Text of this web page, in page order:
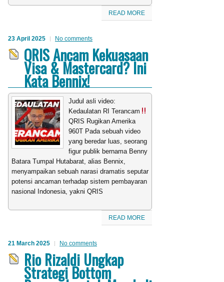
READ MORE
23 April 2025 No comments
QRIS Ancam Kekuasaan
Visa & Mastercard? Ini
Kata Bennix!
Judul asli video:
Kedaulatan RI Terancam
QRIS Rugikan Amerika
960T Pada sebuah video
yang beredar luas, seorang
figur publik bernama Benny
Batara Tumpal Hutabarat, alias Bennix,
menyampaikan sebuah narasi dramatis seputar
potensi ancaman terhadap sistem pembayaran
nasional Indonesia, yakni QRIS
READ MORE
21 March 2025 No comments
Rio Rizaldi Ungkap
Strategi Bottom